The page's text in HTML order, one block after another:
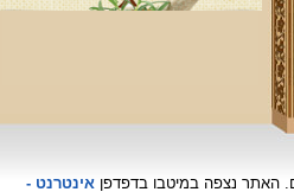
האתר נצפהבמיטבו בדפדפןאינטרנט -